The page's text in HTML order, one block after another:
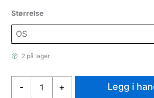
Størrelse
2 på lager
- + Legg i